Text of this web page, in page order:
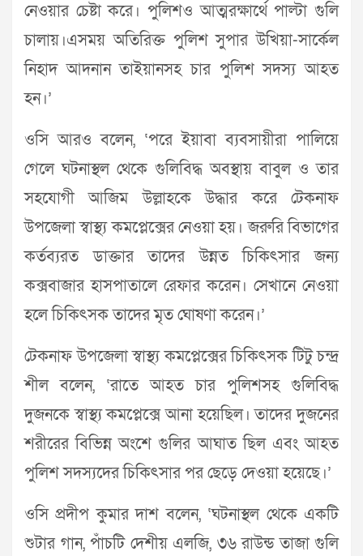
নেওয়ার চেষ্টা করে। পুলিশও আত্মরক্ষার্থে পাল্টা গুলি
চালায়।এসময় অতিরিক্ত পুলিশ সুপার উখিয়া-সার্কেল
নিহাদ আদনান তাইয়ানসহ চার পুলিশ সদস্য আহত
হন।’
ওসি আরও বলেন, ‘পরে ইয়াবা ব্যবসায়ীরা পালিয়ে
গেলে ঘটনাস্থল থেকে গুলিবিদ্ধ অবস্থায় বাবুল ও তার
সহযোগী আজিম উল্লাহকে উদ্ধার করে টেকনাফ
উপজেলা স্বাস্থ্য কমপ্লেক্সের নেওয়া হয়। জরুরি বিভাগের
কর্তব্যরত ডাক্তার তাদের উন্নত চিকিৎসার জন্য
কক্সবাজার হাসপাতালে রেফার করেন। সেখানে নেওয়া
হলে চিকিৎসক তাদের মৃত ঘোষণা করেন।’
টেকনাফ উপজেলা স্বাস্থ্য কমপ্লেক্সের চিকিৎসক টিটু চন্দ্র
শীল বলেন, ‘রাতে আহত চার পুলিশসহ গুলিবিদ্ধ
দুজনকে স্বাস্থ্য কমপ্লেক্সে আনা হয়েছিল। তাদের দুজনের
শরীরের বিভিন্ন অংশে গুলির আঘাত ছিল এবং আহত
পুলিশ সদস্যদের চিকিৎসার পর ছেড়ে দেওয়া হয়েছে।’
ওসি প্রদীপ কুমার দাশ বলেন, ‘ঘটনাস্থল থেকে একটি
শুটার গান, পাঁচটি দেশীয় এলজি, ৩৬ রাউন্ড তাজা গুলি